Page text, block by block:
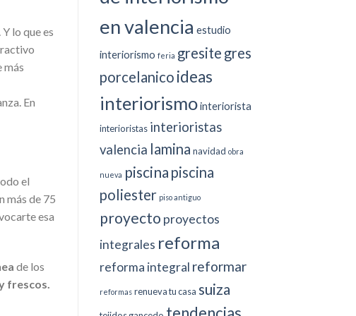
lo que es
más
En
el
más de 75
esa
de los
frescos.
en valencia estudio
interiorismo feria gresite gres
porcelanico ideas
interiorismointeriorista
interioristas interioristas
valencia lamina navidad obra
nueva piscina piscina
poliester piso antiguo
proyecto proyectos
integrales reforma
reforma integral reformar
reformas renueva tu casa suiza